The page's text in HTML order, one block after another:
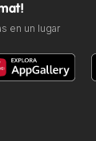
en un lugar